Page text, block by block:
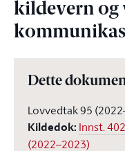
kildevern og
Dette
Lovvedtak 95
Kildedok: Innst.
(2022–2023)